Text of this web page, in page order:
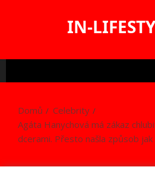
IN-
Domů
Celebrity
Agáta Hanychová má zákaz
dcerami. Přesto našla způsob